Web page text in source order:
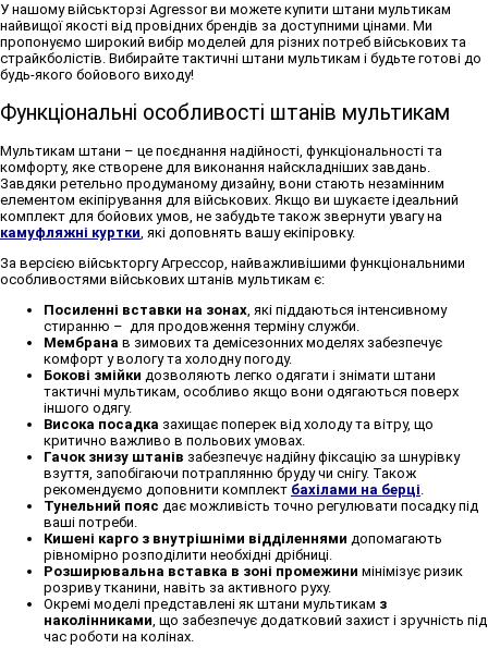
У нашому військторзі Agressor ви можете купити штани мультикам
найвищої якості від провідних брендів за доступними цінами. Ми
пропонуємо широкий вибір моделей для різних потреб військових та
страйкболістів. Вибирайте тактичні штани мультикам і будьте готові до
будь-якого бойового виходу!
Функціональні особливості штанів мультикам
Мультикам штани – це поєднання надійності, функціональності та
комфорту, яке створене для виконання найскладніших завдань.
Завдяки ретельно продуманому дизайну, вони стають незамінним
елементом екіпірування для військових. Якщо ви шукаєте ідеальний
комплект для бойових умов, не забудьте також звернути увагу на
камуфляжні куртки, які доповнять вашу екіпіровку.
За версією військторгу Агрессор, найважливішими функціональними
особливостями військових штанів мультикам є:
Посиленні вставки на зонах, які піддаються інтенсивному
стиранню – для продовження терміну служби.
Мембрана в зимових та демісезонних моделях забезпечує
комфорт у вологу та холодну погоду.
Бокові змійки дозволяють легко одягати і знімати штани
тактичні мультикам, особливо якщо вони одягаються поверх
іншого одягу.
Висока посадка захищає поперек від холоду та вітру, що
критично важливо в польових умовах.
Гачок знизу штанів забезпечує надійну фіксацію за шнурівку
взуття, запобігаючи потраплянню бруду чи снігу. Також
рекомендуємо доповнити комплект бахілами на берці.
Тунельний пояс дає можливість точно регулювати посадку під
ваші потреби.
Кишені карго з внутрішніми відділеннями допомагають
рівномірно розподілити необхідні дрібниці.
Розширювальна вставка в зоні промежини мінімізує ризик
розриву тканини, навіть за активного руху.
Окремі моделі представлені як штани мультикам з
наколінниками, що забезпечує додатковий захист і зручність під
час роботи на колінах.